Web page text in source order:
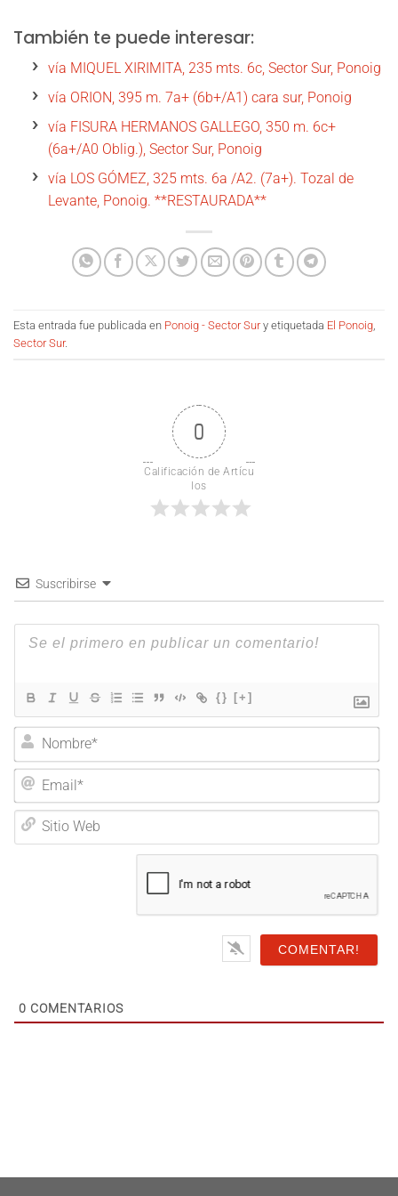
También te puede interesar:
vía MIQUEL XIRIMITA, 235 mts. 6c, Sector Sur, Ponoig
vía ORION, 395 m. 7a+ (6b+/A1) cara sur, Ponoig
vía FISURA HERMANOS GALLEGO, 350 m. 6c+
(6a+/A0 Oblig.), Sector Sur, Ponoig
vía LOS GÓMEZ, 325 mts. 6a /A2. (7a+). Tozal de
Levante, Ponoig. **RESTAURADA**
Esta entrada fue publicada en Ponoig - Sector Sury etiquetada El Ponoig
Sector Sur.
0
Calificación de Artícu
los
Suscribirse
{} [+]
Nombre*
Email*
0 COMENTARIOS